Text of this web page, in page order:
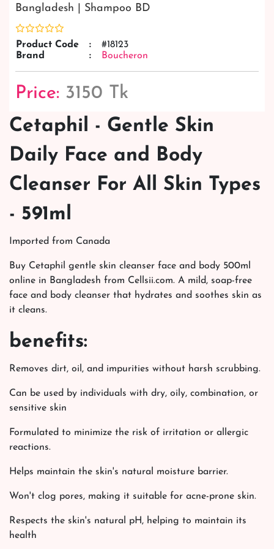
Bangladesh | Shampoo BD
Product Code :
#18123
Brand
: Boucheron
Price: 3150 Tk
Cetaphil - Gentle Skin
Daily Face and Body
Cleanser For All Skin Types
- 591ml
Imported from Canada
Buy Cetaphil gentle skin cleanser face and body 500ml
online in Bangladesh from Cellsii.com. A mild, soap-free
face and body cleanser that hydrates and soothes skin as
it cleans.
benefits:
Removes dirt, oil, and impurities without harsh scrubbing.
Can be used by individuals with dry, oily, combination, or
sensitive skin
Formulated to minimize the risk of irritation or allergic
reactions.
Helps maintain the skin's natural moisture barrier.
Won't clog pores, making it suitable for acne-prone skin.
Respects the skin's natural pH, helping to maintain its
health